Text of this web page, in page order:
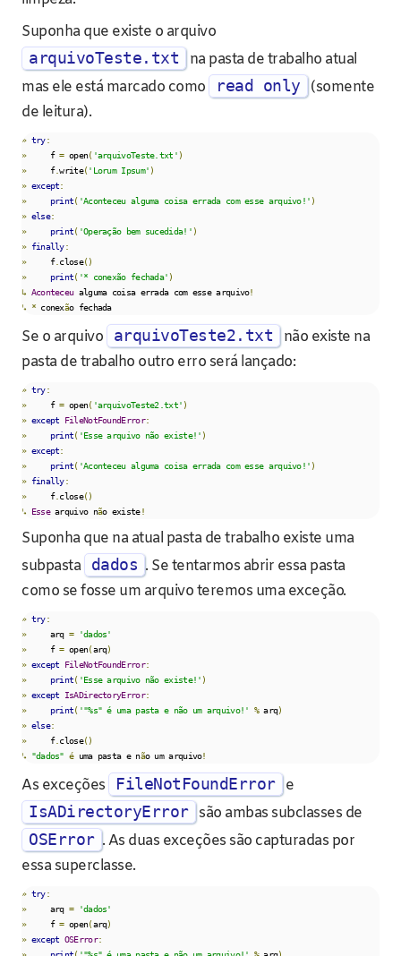
Suponha que existe o arquivo
arquivoTeste.txt
na pasta de trabalho atual
mas ele está marcado como
read only
(somente
de leitura).
» try:
»
     f
= open( 'arquivoTeste.txt' )
»
     f
.write('Lorum Ipsum' )
» except:
»
print( 'Aconteceu alguma coisa errada com esse arquivo!' )
» else:
»
print( 'Operação bem sucedida!' )
» finally:
»
     f
. close()
»
print( '* conexão fechada' )
↳ Aconteceu alguma coisa errada com esse arquivo!
↳ * conexão fechada
Se o arquivo arquivoTeste2.txt
não existe na
pasta de trabalho outro erro será lançado:
» try:
»
     f
= open( 'arquivoTeste2.txt' )
» except FileNotFoundError:
»
print( 'Esse arquivo não existe!' )
» except:
»
print( 'Aconteceu alguma coisa errada com esse arquivo!' )
» finally:
»
     f
. close()
↳ Esse arquivo não existe!
Suponha que na atual pasta de trabalho existe uma
subpasta dados . Se tentarmos abrir essa pasta
como se fosse um arquivo teremos uma exceção.
» try:
»
     arq
=
'dados'
»
     f
= open(arq)
» except FileNotFoundError:
»
print( 'Esse arquivo não existe!' )
» except IsADirectoryError:
»
print( '"%s" é uma pasta e não um arquivo!' % arq)
» else:
»
     f
. close()
↳ "dados" é uma pasta e não um arquivo!
As exceções FileNotFoundError e
IsADirectoryError são ambas subclasses de
OSError . As duas exceções são capturadas por
essa superclasse.
» try:
»
     arq
=
'dados'
»
     f
= open(arq)
» except OSError: